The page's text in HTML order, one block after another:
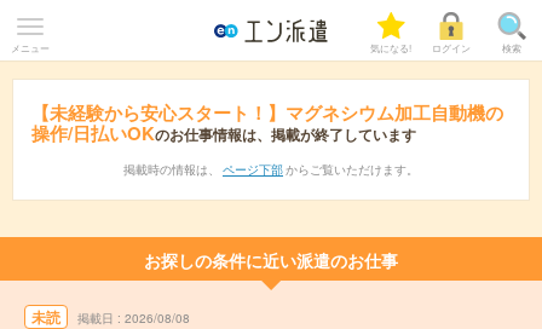
メニュー 気になる! ログイン 検索
【未経験から安心スタート！】マグネシウム加工自動機の
操作/日払いOKのお仕事情報は、掲載が終了しています
掲載時の情報は、 ページ下部 からご覧いただけます。
お探しの条件に近い派遣のお仕事
未読 掲載日 2026/08/08